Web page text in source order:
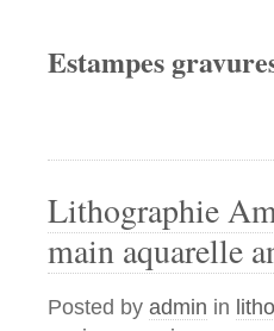
Estampes
Lithographie
main aquarelle
Posted by admin in